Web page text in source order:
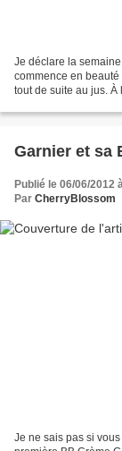
Je déclare la
commence en beauté
tout de suite au jus. À
Garnier et sa
Publié le 06/06/2012
Par CherryBlossom
Je ne sais pas si